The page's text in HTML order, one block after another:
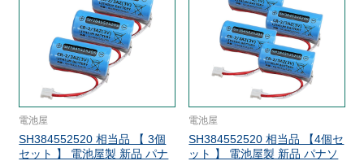
電池屋
SH384552520 相当品 【 3個
セット 】 電池屋製 新品 パナ
電池屋
SH384552520 相当品 【4個セ
ット 】 電池屋製 新品 パナソ